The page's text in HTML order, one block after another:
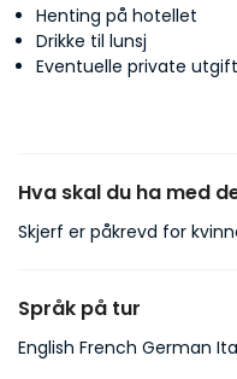
Henting på hotellet
Drikke til lunsj
Eventuelle private
Hva skal du ha med
Skjerf er påkrevd for
Språk på tur
English French German